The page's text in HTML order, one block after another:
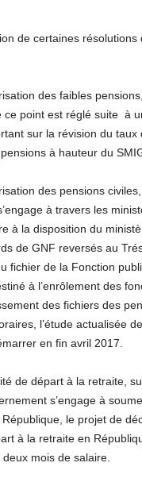
de certaines résolutions
des faibles
ce point est réglé suite à
sur la révision du taux
à hauteur du
des pensions civiles,
à travers les
à la disposition du
de GNF reversés au
fichier de la Fonction
à l’enrôlement des
des fichiers des
l’étude actualisée
en fin avril 2017.
départ à la retraite,
s’engage à
le projet de
à la retraite en
mois de salaire.